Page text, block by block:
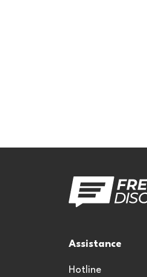
Assistance
Hotline